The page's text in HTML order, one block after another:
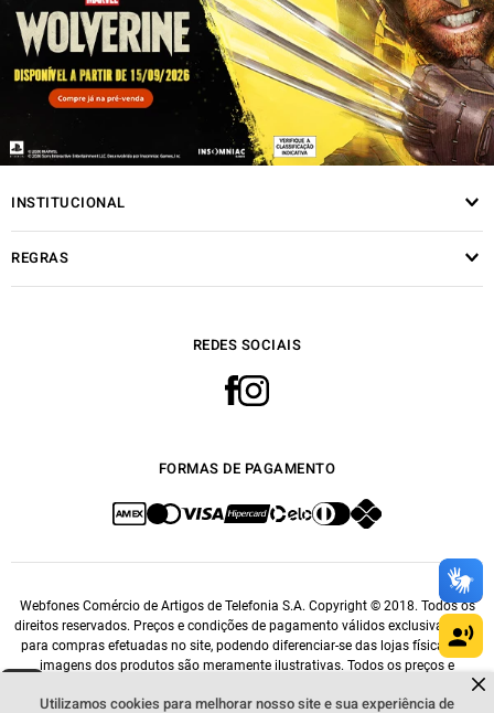
Fale comigo clicando aqui
Utilizamos cookies para melhorar nosso site e sua experiência de
INSTITUCIONAL
REGRAS
REDES SOCIAIS
FORMAS DE PAGAMENTO
Webfones Comércio de Artigos de Telefonia S.A. Copyright © 2018. Todos os
direitos reservados. Preços e condições de pagamento válidos exclusivamente
para compras efetuadas no site, podendo diferenciar-se das lojas físicas. As
imagens dos produtos são meramente ilustrativas. Todos os preços e
14.548.476/0001-76.